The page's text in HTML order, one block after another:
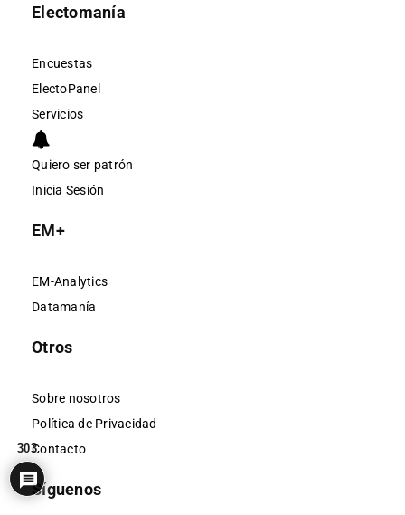
Electomanía
Encuestas
ElectoPanel
Servicios
Quiero ser patrón
Inicia Sesión
EM+
EM-Analytics
Datamanía
Otros
Sobre nosotros
Política de Privacidad
Contacto
Síguenos
303